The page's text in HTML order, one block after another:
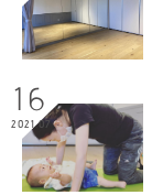
16
2021.07